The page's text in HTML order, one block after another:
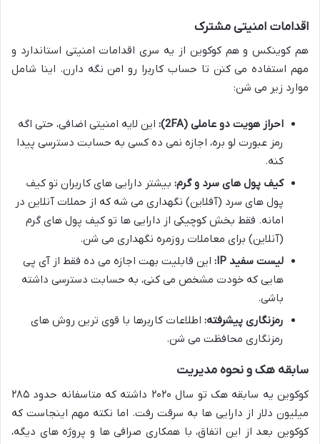
اقدامات امنیتی مشترک
هم کوینکس و هم کوکوین از یه سری اقدامات امنیتی استاندارد و
مهم استفاده می کنن تا حساب کاربرا رو امن نگه دارن. اینا شامل
موارد زیر می شن:
احراز هویت دو عاملی (2FA):
این لایه امنیتی اضافی، حتی اگه
رمز عبورت لو بره، اجازه نمی ده کسی به حسابت دسترسی پیدا
کنه.
کیف پول های سرد و گرم: بیشتر دارایی های کاربران تو کیف
پول های سرد (آفلاین) نگهداری می شه که از حملات آنلاین در
امانه. فقط بخش کوچیکی از دارایی ها تو کیف پول های گرم
(آنلاین) برای معاملات روزمره نگهداری می شن.
لیست سفید IP:
این قابلیت بهت اجازه می ده فقط از آی پی
هایی که خودت مشخص می کنی، به حسابت دسترسی داشته
باشی.
رمزنگاری پیشرفته: اطلاعات کاربرها با قوی ترین روش های
رمزنگاری محافظت می شن.
سابقه هک و نحوه مدیریت
کوکوین یه سابقه هک تو سال ۲۰۲۰ داشته که متاسفانه حدود ۲۸۵
میلیون دلار از دارایی ها به سرقت رفت. اما نکته مهم اینجاست که
کوکوین بعد از این اتفاق، با همکاری صرافی ها و پروژه های دیگه،